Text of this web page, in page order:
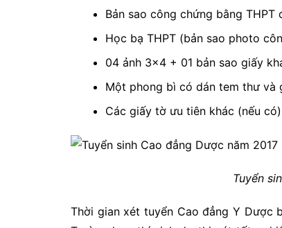
Bản sao công chứng bằng
Học bạ THPT (bản sao photo
04 ảnh 3×4 + 01 bản sao giấy
Một phong bì có dán tem thư và
Các giấy tờ ưu tiên khác (nếu có)
Tuyển
Thời gian xét tuyển Cao đẳng Y Dược